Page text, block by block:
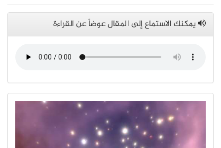
يمكنك الاستماع إلى المقال عوضاً عن القراءة